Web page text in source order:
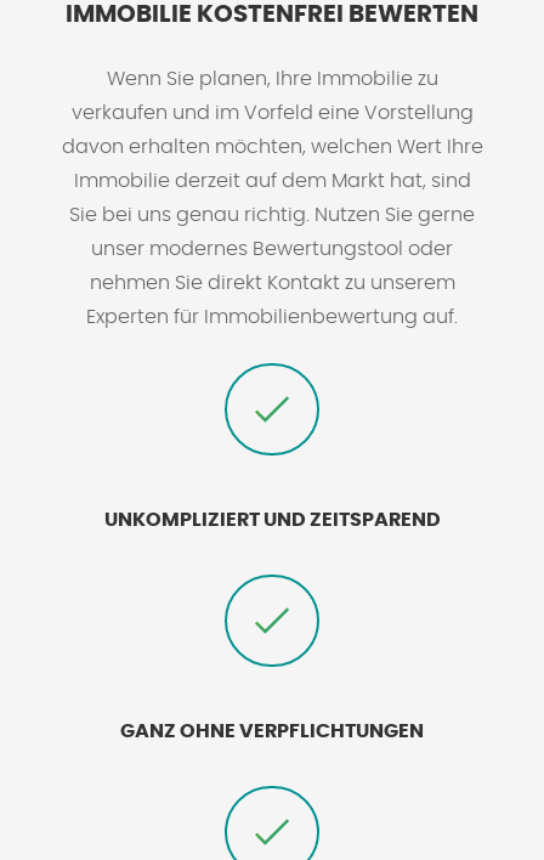
IMMOBILIE KOSTENFREI BEWERTEN
Wenn Sie planen, Ihre Immobilie zu
verkaufen und im Vorfeld eine Vorstellung
davon erhalten möchten, welchen Wert Ihre
Immobilie derzeit auf dem Markt hat, sind
Sie bei uns genau richtig. Nutzen Sie gerne
unser modernes Bewertungstool oder
nehmen Sie direkt Kontakt zu unserem
Experten für Immobilienbewertung auf.
UNKOMPLIZIERT UND ZEITSPAREND
GANZ OHNE VERPFLICHTUNGEN